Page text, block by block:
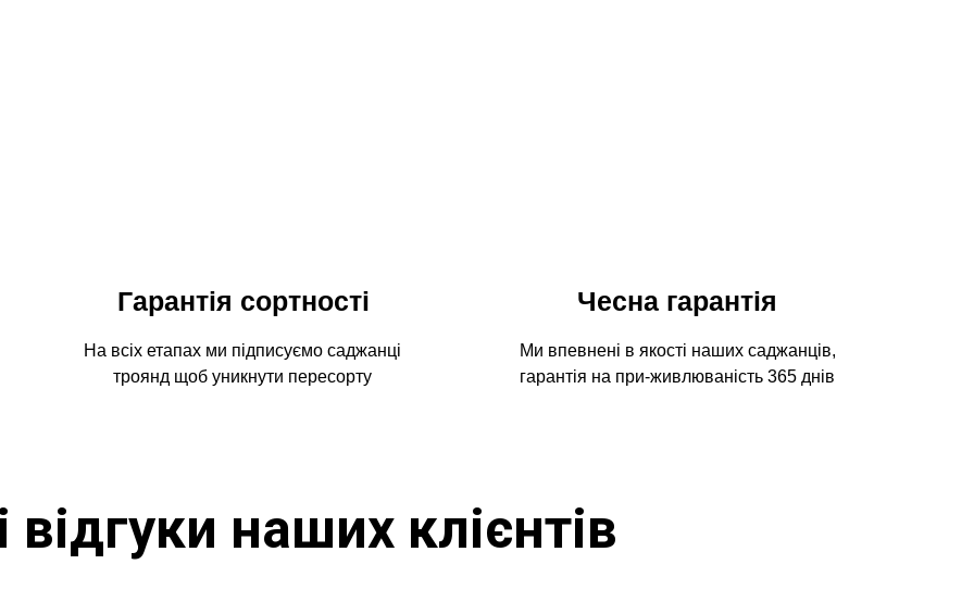
На всіх етапах ми підписуємо саджанці
троянд щоб уникнути пересорту
Ми впевнені в якості наших саджанців,
гарантія на при-живлюваність 365 днів
Гарантія сортності Чесна гарантія
відгуки наших клієнтів